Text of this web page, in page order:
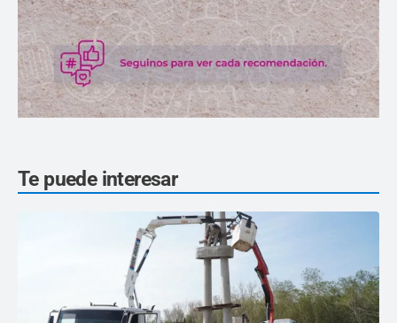
Te puede interesar